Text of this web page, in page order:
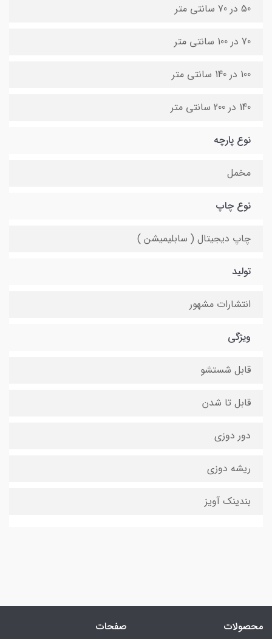
50 در 70 سانتی متر
70 در 100 سانتی متر
100 در 140 سانتی متر
140 در 200 سانتی متر
نوع پارچه
مخمل
نوع چاپ
چاپ دیجیتال ( سابلیمیشن )
تولید
انتشارات مشهور
ویژگی
قابل شستشو
قابل تا شدن
دور دوزی
ریشه دوزی
بندینک آویز
محصولات صفحات